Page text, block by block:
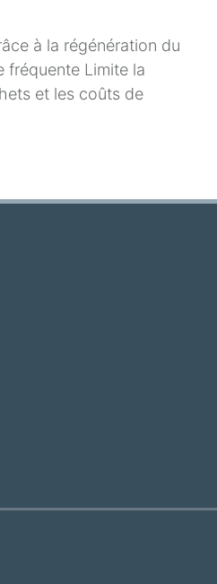
à la régénération du
fréquente Limite la
et les coûts de